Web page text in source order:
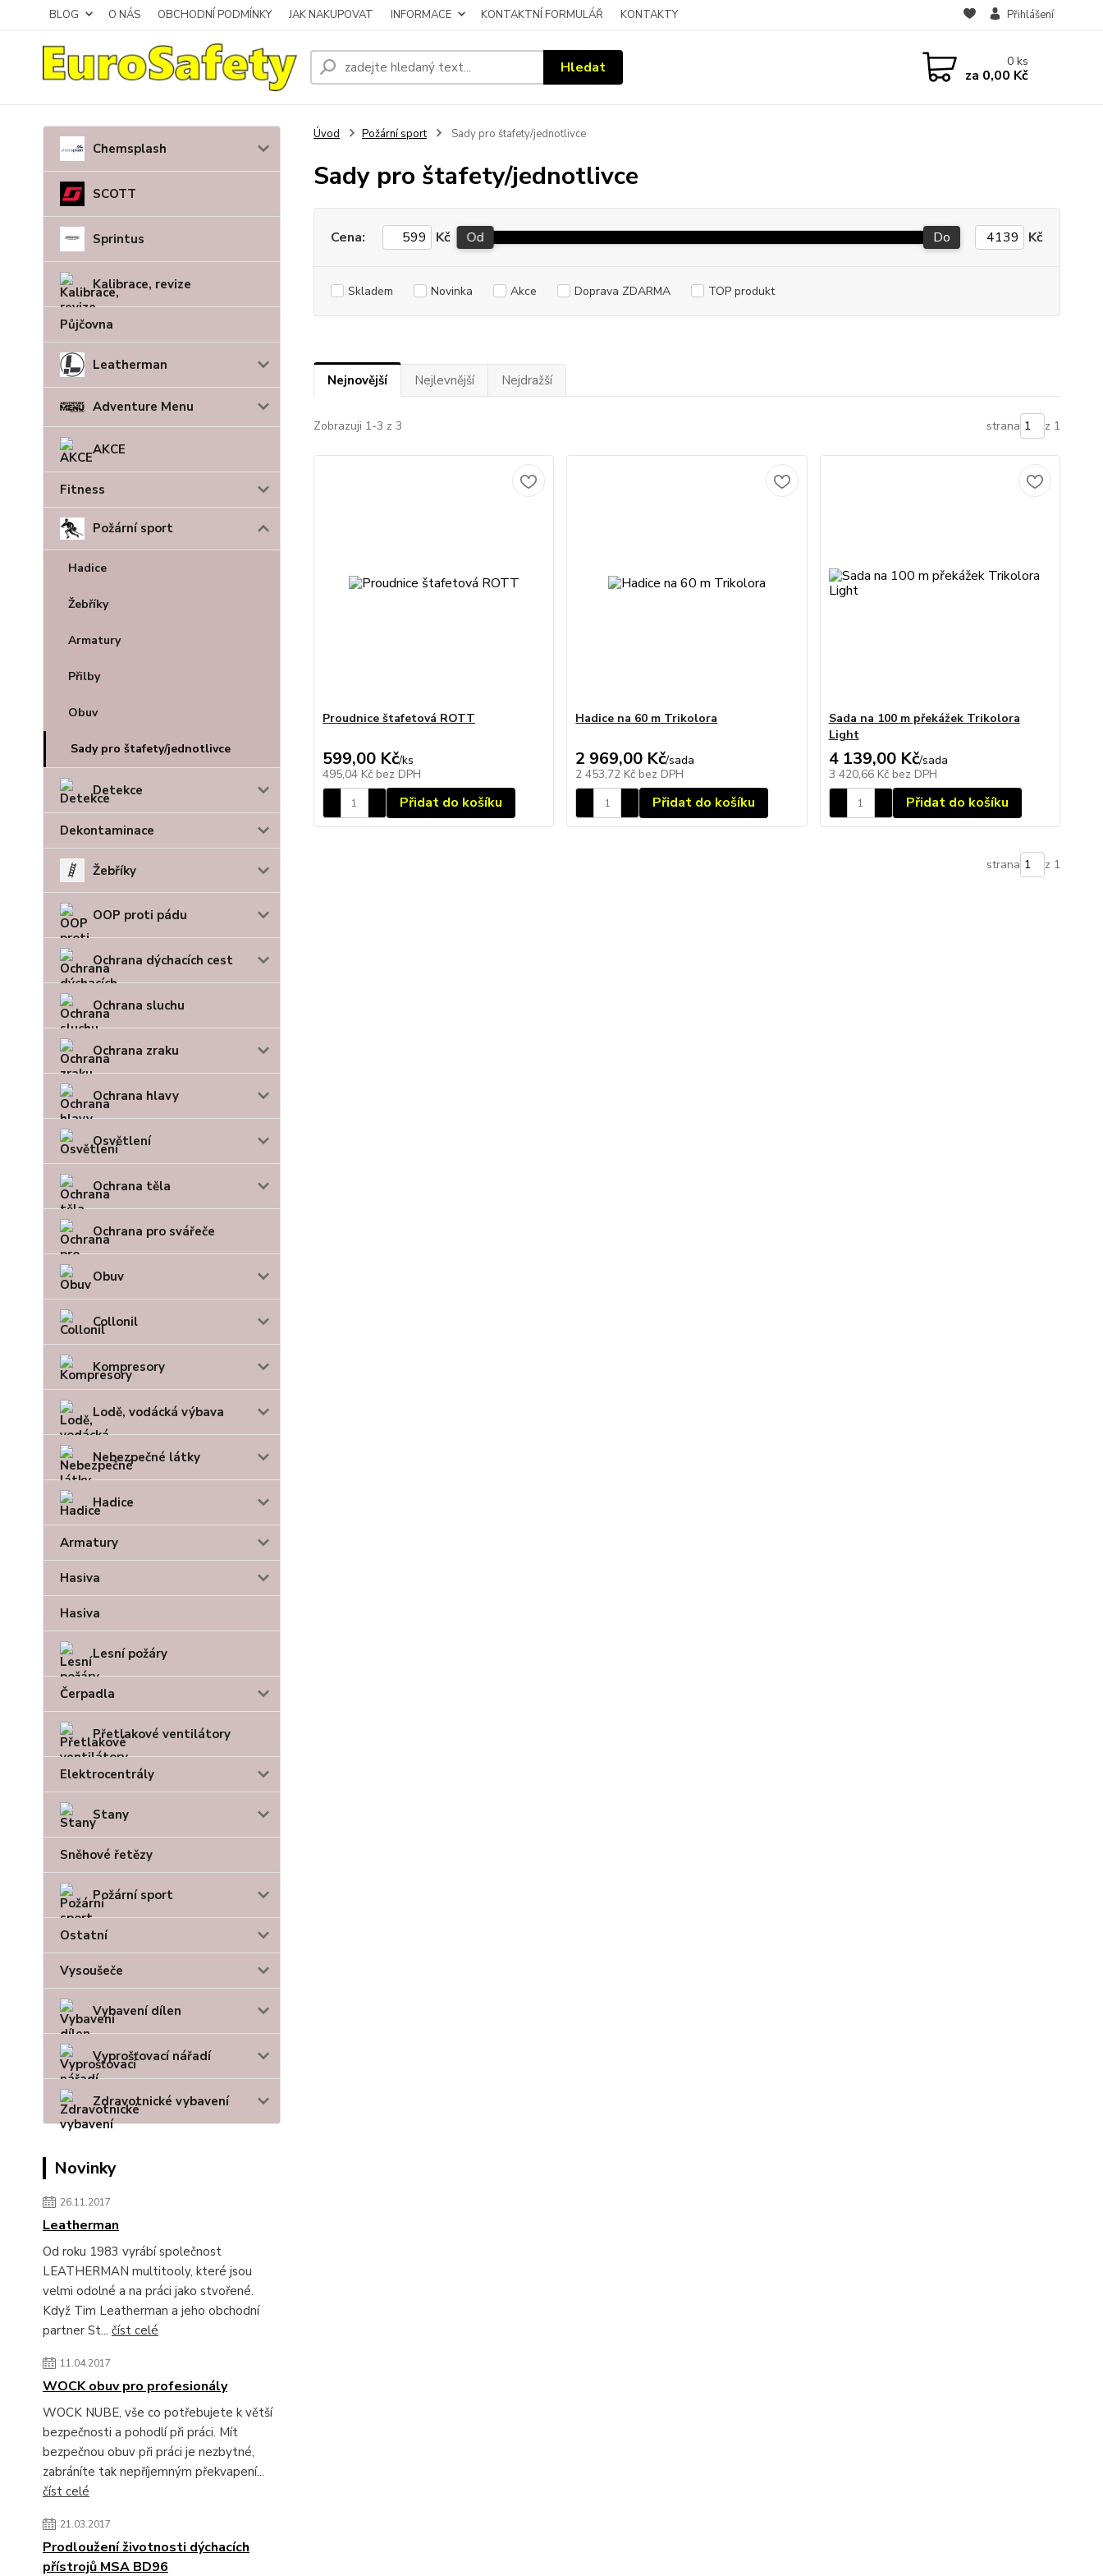
BLOG O NÁS OBCHODNÍ PODMÍNKY JAK NAKUPOVAT INFORMACE KONTAKTNÍ FORMULÁŘ KONTAKTY Přihlášení
Hledat 0ks
za 0,00 Kč
Chemsplash
SCOTT
Sprintus
Kalibrace, revize
Půjčovna
Leatherman
Adventure Menu
AKCE
Fitness
Požární sport
Hadice
Žebříky
Armatury
Přilby
Obuv
Sady pro štafety/jednotlivce
Detekce
Dekontaminace
Žebříky
OOP proti pádu
Ochrana dýchacích cest
Ochrana sluchu
Ochrana zraku
Ochrana hlavy
Osvětlení
Ochrana těla
Ochrana pro svářeče
Obuv
Collonil
Kompresory
Lodě, vodácká výbava
Nebezpečné látky
Hadice
Armatury
Hasiva
Hasiva
Lesní požáry
Čerpadla
Přetlakové ventilátory
Elektrocentrály
Stany
Sněhové řetězy
Požární sport
Ostatní
Vysoušeče
Vybavení dílen
Vyprošťovací nářadí
Zdravotnické vybavení
Novinky
26.11.2017
Leatherman
Od roku 1983 vyrábí společnost
LEATHERMAN multitooly, které jsou
velmi odolné a na práci jako stvořené.
Když Tim Leatherman a jeho obchodní
partner St... číst celé
11.04.2017
WOCK obuv pro profesionály
WOCK NUBE, vše co potřebujete k větší
bezpečnosti a pohodlí při práci. Mít
bezpečnou obuv při práci je nezbytné,
zabráníte tak nepříjemným překvapení...
číst celé
21.03.2017
Prodloužení životnosti dýchacích
přístrojů MSA BD96
Úvod Požární sport Sady pro štafety/jednotlivce
Sady pro štafety/jednotlivce
Cena: Kč Od Do Kč
Skladem Novinka Akce Doprava ZDARMA TOP produkt
Nejnovější Nejlevnější Nejdražší
Zobrazuji 1-3 z 3 strana z 1
Proudnice štafetová ROTT
599,00 Kč/ks
495,04 Kč bez DPH
Přidat do košíku
Hadice na 60 m Trikolora
2 969,00 Kč/sada
2 453,72 Kč bez DPH
Přidat do košíku
Sada na 100 m překážek Trikolora
Light
4 139,00 Kč/sada
3 420,66 Kč bez DPH
Přidat do košíku
strana z 1